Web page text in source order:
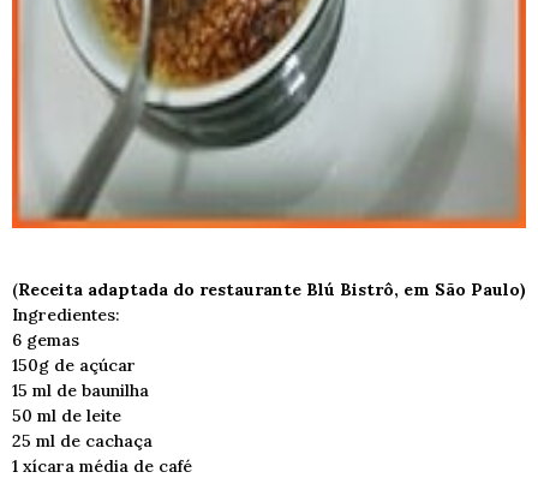
(Receita adaptada do restaurante Blú Bistrô, em São Paulo)
Ingredientes:
6 gemas
150g de açúcar
15 ml de baunilha
50 ml de leite
25 ml de cachaça
1 xícara média de café